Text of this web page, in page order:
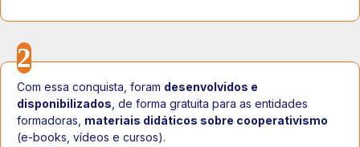
2
Com essa conquista, foram desenvolvidos e
disponibilizados , de forma gratuita para as entidades
formadoras, materiais didáticos sobre cooperativismo
(e-books, vídeos e cursos).